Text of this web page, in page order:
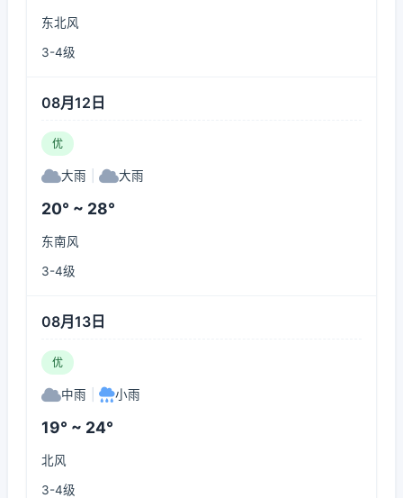
东北风
3-4级
08月12日
优
大雨 大雨
20° ~ 28°
东南风
3-4级
08月13日
优
中雨 小雨
19° ~ 24°
北风
3-4级